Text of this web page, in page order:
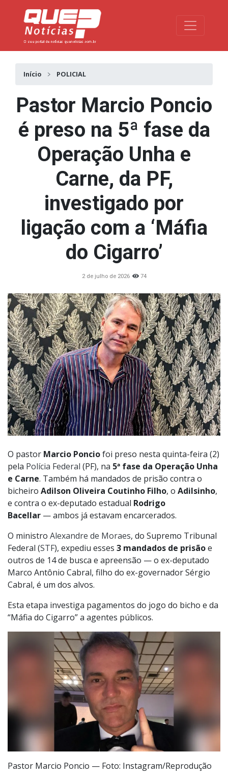
Toggle
Início POLICIAL
Pastor Marcio Poncio
é preso na 5ª fase da
Operação Unha e
Carne, da PF,
investigado por
ligação com a ‘Máfia
do Cigarro’
2 de julho de 2026 74
O pastor Marcio Ponciofoi preso nesta quinta-feira (2)
pela Polícia Federal (PF), na 5ª fase da Operação Unha
e Carne. Também há mandados de prisão contra o
bicheiro Adilson Oliveira Coutinho Filho, o Adilsinho,
e contra o ex-deputado estadual Rodrigo
Bacellar — ambos já estavam encarcerados.
O ministro Alexandre de Moraes, do Supremo Tribunal
Federal (STF), expediu esses 3 mandados de prisãoe
outros de 14 de busca e apreensão — o ex-deputado
Marco Antônio Cabral, filho do ex-governador Sérgio
Cabral, é um dos alvos.
Esta etapa investiga pagamentos do jogo do bicho e da
“Máfia do Cigarro” a agentes públicos.
Pastor Marcio Poncio — Foto: Instagram/Reprodução